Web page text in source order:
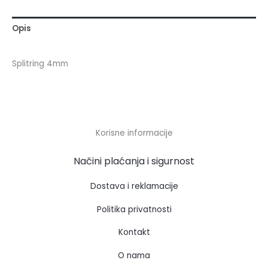
Opis
Splitring 4mm
Korisne informacije
Načini plaćanja i sigurnost
Dostava i reklamacije
Politika privatnosti
Kontakt
O nama